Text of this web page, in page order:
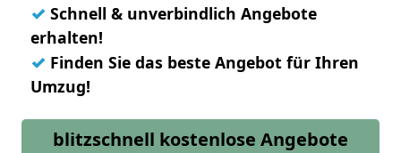
✓ Schnell & unverbindlich Angebote
erhalten!
✓ Finden Sie das beste Angebot für Ihren
Umzug!
blitzschnell kostenlose Angebote